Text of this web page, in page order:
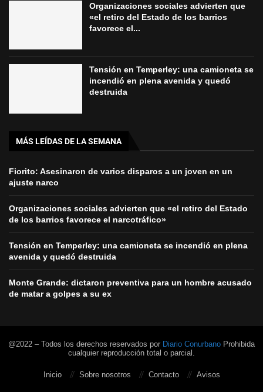
Organizaciones sociales advierten que
«el retiro del Estado de los barrios
favorece el...
Tensión en Temperley: una camioneta se
incendió en plena avenida y quedó
destruida
MÁS LEÍDAS DE LA SEMANA
Fiorito: Asesinaron de varios disparos a un joven en un
ajuste narco
Organizaciones sociales advierten que «el retiro del Estado
de los barrios favorece el narcotráfico»
Tensión en Temperley: una camioneta se incendió en plena
avenida y quedó destruida
Monte Grande: dictaron preventiva para un hombre acusado
de matar a golpes a su ex
@2022 – Todos los derechos reservados por Diario Conurbano Prohibida
cualquier reproducción total o parcial.
Inicio Sobre nosotros Contacto Avisos